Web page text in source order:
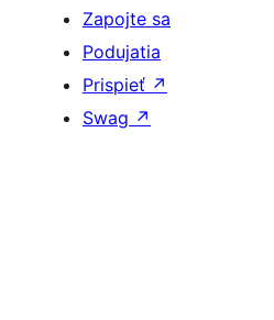
Zapojte sa
Podujatia
Prispieť ↗
Swag ↗